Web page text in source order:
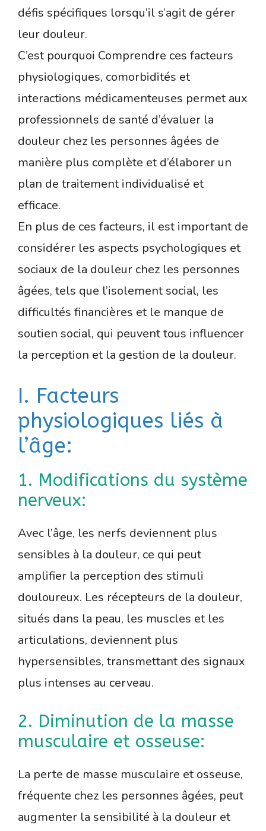
défis spécifiques lorsqu’il s’agit de gérer
leur douleur.
C’est pourquoi Comprendre ces facteurs
physiologiques, comorbidités et
interactions médicamenteuses permet aux
professionnels de santé d’évaluer la
douleur chez les personnes âgées de
manière plus complète et d’élaborer un
plan de traitement individualisé et
efficace.
En plus de ces facteurs, il est important de
considérer les aspects psychologiques et
sociaux de la douleur chez les personnes
âgées, tels que l’isolement social, les
difficultés financières et le manque de
soutien social, qui peuvent tous influencer
la perception et la gestion de la douleur.
I. Facteurs
physiologiques liés à
l’âge:
1. Modifications du système
nerveux:
Avec l’âge, les nerfs deviennent plus
sensibles à la douleur, ce qui peut
amplifier la perception des stimuli
douloureux. Les récepteurs de la douleur,
situés dans la peau, les muscles et les
articulations, deviennent plus
hypersensibles, transmettant des signaux
plus intenses au cerveau.
2. Diminution de la masse
musculaire et osseuse:
La perte de masse musculaire et osseuse,
fréquente chez les personnes âgées, peut
augmenter la sensibilité à la douleur et